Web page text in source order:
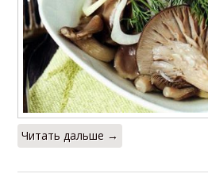
Читать дальше →